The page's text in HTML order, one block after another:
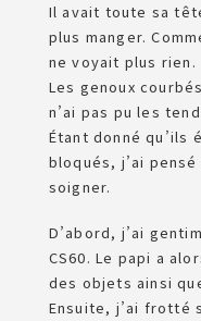
Il avait toute sa
plus manger.
ne voyait plus rien.
Les genoux
n’ai pas pu les
Étant donné qu’ils
bloqués, j’ai
soigner.
D’abord, j’ai
CS60. Le papi a
des objets ainsi
Ensuite, j’ai frotté